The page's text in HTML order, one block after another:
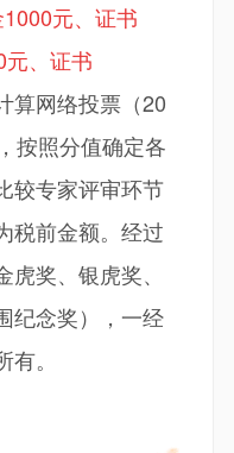
元、证书
元、证书
算网络投票（20
按照分值确定各
较专家评审环节
税前金额。经过
奖、银虎奖、
纪念奖），一经
。